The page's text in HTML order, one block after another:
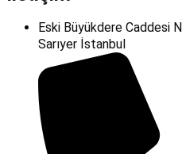
Eski Büyükdere Caddesi
Sarıyer İstanbul